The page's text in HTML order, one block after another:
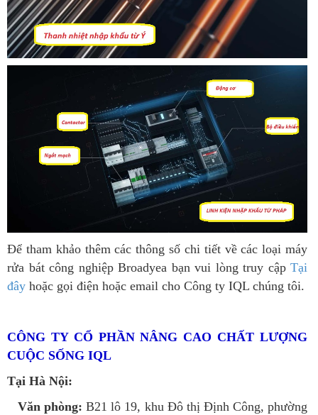
Để tham khảo thêm các thông số chi tiết về các loại máy
rửa bát công nghiệp Broadyea bạn vui lòng truy cập Tại
đây hoặc gọi điện hoặc email cho Công ty IQL chúng tôi.
CÔNG TY CỔ PHẦN NÂNG CAO CHẤT LƯỢNG
CUỘC SỐNG IQL
Tại Hà Nội:
Văn phòng: B21 lô 19, khu Đô thị Định Công, phường